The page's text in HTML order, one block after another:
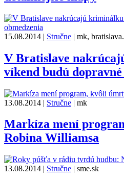
15.08.2014 | Stručne | mk,
V Bratislave
víkend budú dopravné
13.08.2014 | Stručne | mk
Markíza mení
Robina Williamsa
13.08.2014 | Stručne | sme.sk